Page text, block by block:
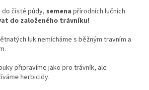
do čisté půdy, semena přírodních lučních
do založeného trávníku!
luk nemícháme s běžným travním a
připravíme jako pro trávník, ale
herbicidy.